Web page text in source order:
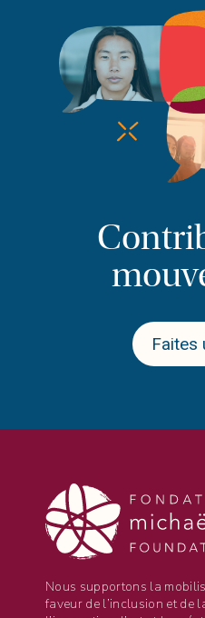
Faites
Nous supportons la
faveur de l’inclusion et de